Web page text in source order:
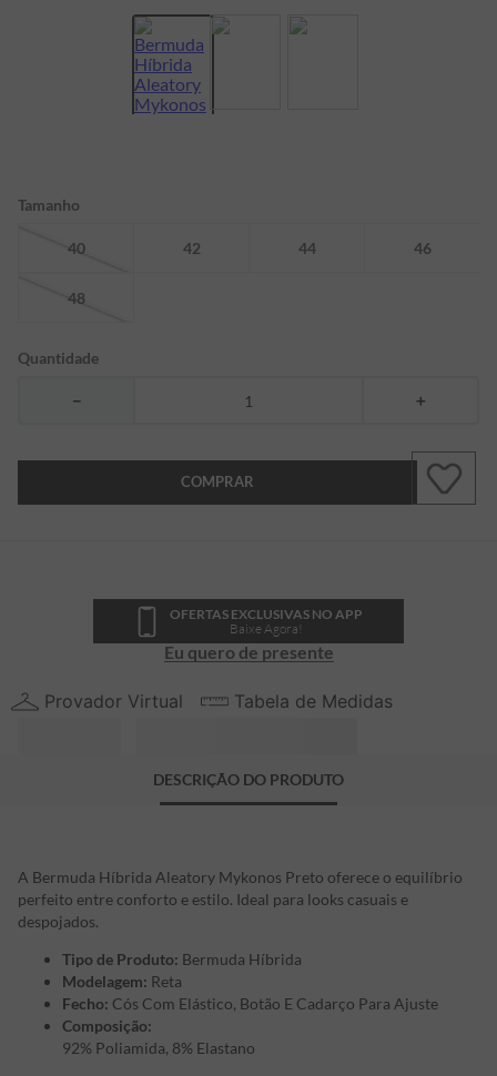
Tamanho
40 42 44 46
48
Quantidade
＋
－
COMPRAR
OFERTAS EXCLUSIVAS NO APP
Baixe Agora!
Eu quero de presente
Provador Virtual Tabela de Medidas
DESCRIÇÃO DO PRODUTO
A Bermuda Híbrida Aleatory Mykonos Preto oferece o equilíbrio
perfeito entre conforto e estilo. Ideal para looks casuais e
despojados.
Tipo de Produto: Bermuda Híbrida
Modelagem: Reta
Fecho: Cós Com Elástico, Botão E Cadarço Para Ajuste
Composição:
92% Poliamida, 8% Elastano
bermuda